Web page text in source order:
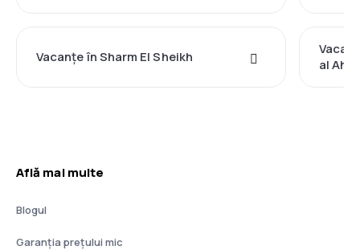
Vacanţe în Sharm El Sheikh
al
Află mai multe
Blogul
Garanția prețului mic